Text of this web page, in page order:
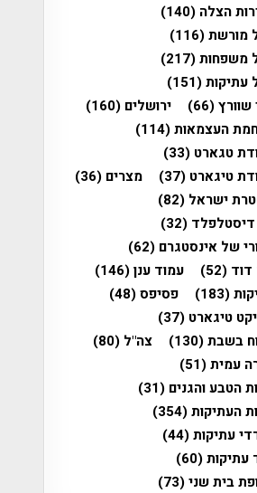
הצלה (140)
מורשת(116)
משפחות(217)
עתיקות(151)
שוורץ(66) ירושלים (160)
העצמאות(114)
טגארט (33)
טיגארט (37) מצרים (36)
ישראל (82)
דיסטלפלד (32)
של אינסטגרם (62)
דוד (52) עמוד ענן(146)
(183) פסיפס(48)
טיגארט (37)
בשבת(130) צה"ל (80)
עמית(51)
הטבע והגנים (31)
העתיקות(354)
עתיקות(44)
עתיקות(60)
בית שני(73)